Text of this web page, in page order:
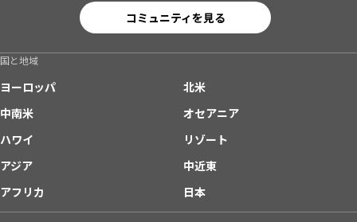
コミュニティを見る
国と地域
ヨーロッパ
北米
中南米
オセアニア
ハワイ
リゾート
アジア
中近東
アフリカ
日本